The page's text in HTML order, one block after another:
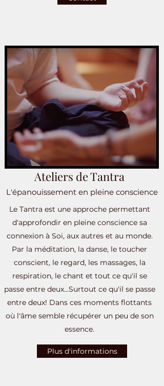
Ateliers de Tantra
L'épanouissement en pleine conscience
Le Tantra est une approche permettant
d'approfondir en pleine conscience sa
connexion à Soi, aux autres et au monde.
Par la méditation, la danse, le toucher
conscient, le regard, les massages, la
respiration, le chant et tout ce qu'il se
passe entre deux...Surtout ce qu'il se passe
entre deux! Dans ces moments flottants
où l'âme semble récupérer un peu de son
essence.
Plus d'informations